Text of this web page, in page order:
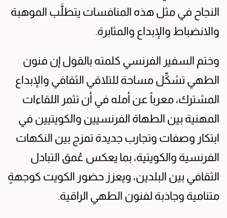
النجاح في مثل هذه المنافسات يتطلَّب الموهبة
والانضباط والإبداع والمثابرة.
وختم السفير الفرنسي كلمته بالقول إن فنون
الطهي تشكِّل مساحة للتلاقي الثقافي والإبداع
المشترك، معرباً عن أمله في أن تثمر اللقاءات
المهنية بين الطهاة الفرنسيين والكويتيين في
ابتكار وصفات وتجارب جديدة تمزج بين النكهات
الفرنسية والكويتية، بما يعكس عُمق التبادل
الثقافي بين البلدين، ويعزز حضور الكويت كوجهةٍ
متنامية وجاذبة لفنون الطهي الراقية.